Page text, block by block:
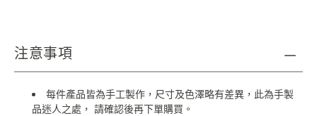
注意事項
每件產品皆為手工製作，尺寸及色澤略有差異，此為手製
品迷人之處， 請確認後再下單購買。